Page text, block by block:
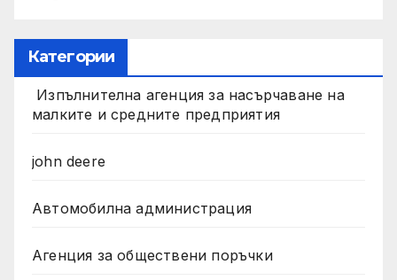
Категории
Изпълнителна агенция за насърчаване на
малките и средните предприятия
john deere
Автомобилна администрация
Агенция за обществени поръчки